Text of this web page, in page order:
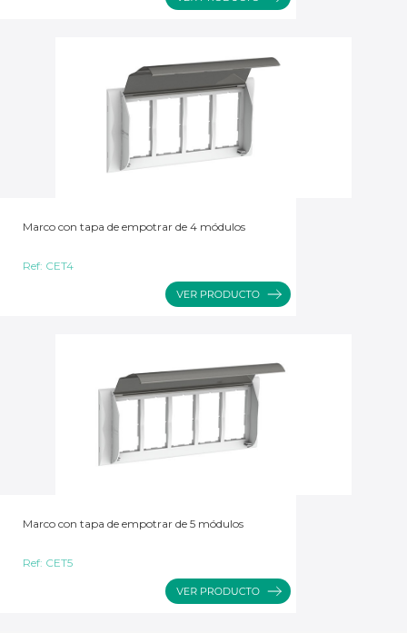
Marco con tapa de empotrar de 4 módulos
Ref: CET4
Marco con tapa de empotrar de 5 módulos
Ref: CET5